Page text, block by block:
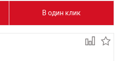
В один клик